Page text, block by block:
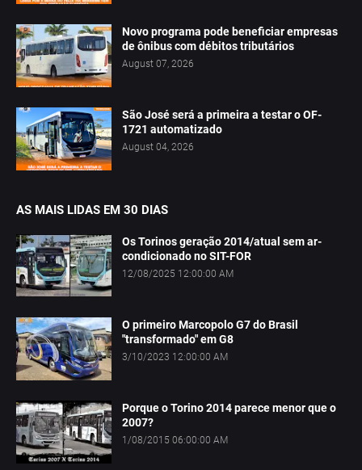
Novo programa pode beneficiar empresas
de ônibus com débitos tributários
August 07, 2026
São José será a primeira a testar o OF-
1721 automatizado
August 04, 2026
AS MAIS LIDAS EM 30 DIAS
Os Torinos geração 2014/atual sem ar-
condicionado no SIT-FOR
12/08/2025 12:00:00 AM
O primeiro Marcopolo G7 do Brasil
"transformado" em G8
3/10/2023 12:00:00 AM
Porque o Torino 2014 parece menor que o
2007?
1/08/2015 06:00:00 AM